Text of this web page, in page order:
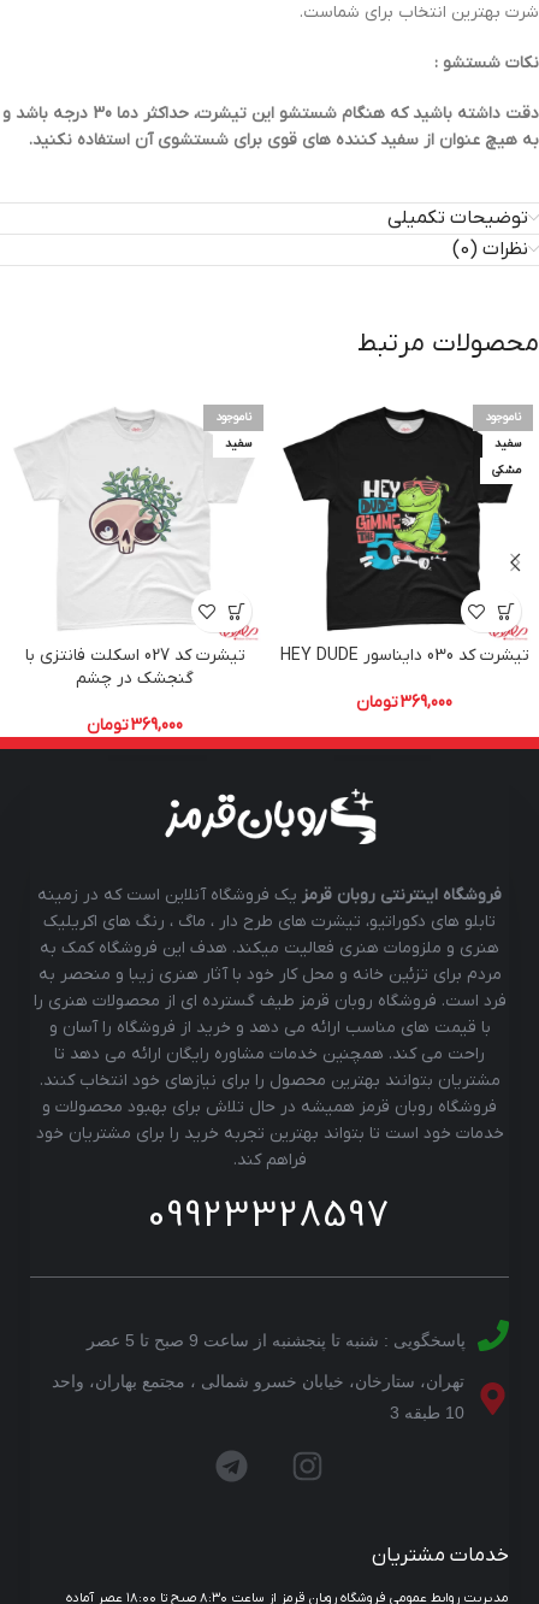
شرت بهترین انتخاب برای شماست.
نکات شستشو :
دقت داشته باشید که هنگام شستشو این تیشرت، حداکثر دما 30 درجه باشد و
به هیچ عنوان از سفید کننده های قوی برای شستشوی آن استفاده نکنید.
توضیحات تکمیلی
نظرات (0)
محصولات مرتبط
ناموجود
سفید
مشکی
تیشرت کد 030 دایناسور HEY DUDE
369,000تومان
ناموجود
سفید
تیشرت کد 027 اسکلت فانتزی با
گنجشک در چشم
369,000تومان
فروشگاه اینترنتی روبان قرمز یک فروشگاه آنلاین است که در زمینه
تابلو های دکوراتیو، تیشرت های طرح دار ، ماگ ، رنگ های اکریلیک
هنری و ملزومات هنری فعالیت میکند. هدف این فروشگاه کمک به
مردم برای تزئین خانه و محل کار خود با آثار هنری زیبا و منحصر به
فرد است. فروشگاه روبان قرمز طیف گسترده ای از محصولات هنری را
با قیمت های مناسب ارائه می دهد و خرید از فروشگاه را آسان و
راحت می کند. همچنین خدمات مشاوره رایگان ارائه می دهد تا
مشتریان بتوانند بهترین محصول را برای نیازهای خود انتخاب کنند.
فروشگاه روبان قرمز همیشه در حال تلاش برای بهبود محصولات و
خدمات خود است تا بتواند بهترین تجربه خرید را برای مشتریان خود
فراهم کند.
09923328597
پاسخگویی : شنبه تا پنجشنبه از ساعت 9 صبح تا 5 عصر
تهران، ستارخان، خیابان خسرو شمالی ، مجتمع بهاران، واحد
10 طبقه 3
خدمات مشتریان
مدیریت روابط عمومی فروشگاه روبان قرمز از ساعت ۸:۳۰ صبح تا ۱۸:۰۰ عصر آماده